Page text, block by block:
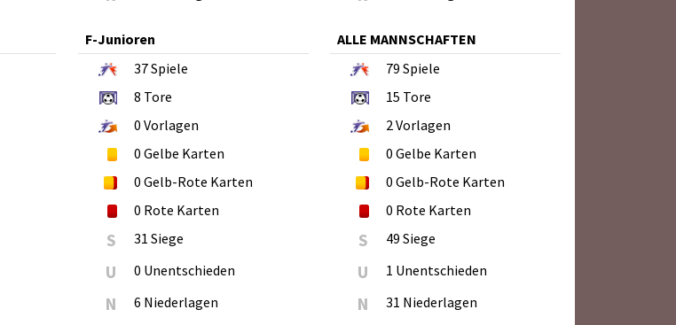
F-Junioren
37Spiele
8 Tore
0 Vorlagen
0 Gelbe Karten
0 Gelb-Rote Karten
0 Rote Karten
S 31 Siege
U 0 Unentschieden
N 6 Niederlagen
ALLE MANNSCHAFTEN
79 Spiele
15 Tore
2Vorlagen
0 Gelbe Karten
0 Gelb-Rote Karten
0 Rote Karten
S 49 Siege
U 1 Unentschieden
N 31 Niederlagen